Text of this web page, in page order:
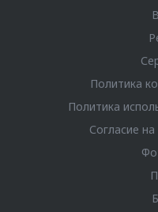
Политика
Политика
Согласие